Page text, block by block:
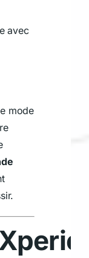
avec
mode